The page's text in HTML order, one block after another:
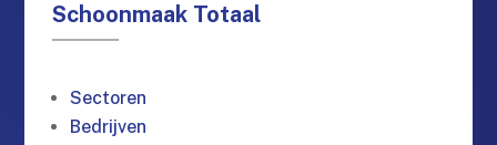
Schoonmaak Totaal
Sectoren
Bedrijven